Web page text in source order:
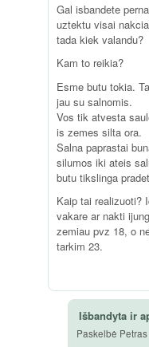
Gal isbandete
uztektu visai
tada kiek valandu?
Kam to reikia?
Esme butu tokia.
jau su salnomis.
Vos tik atvesta
is zemes silta ora.
Salna paprastai
silumos iki ateis
butu tikslinga
Kaip tai realizuoti?
vakare ar nakti
zemiau pvz 18, o
tarkim 23.
Išbandyta ir
Paskelbė Petras